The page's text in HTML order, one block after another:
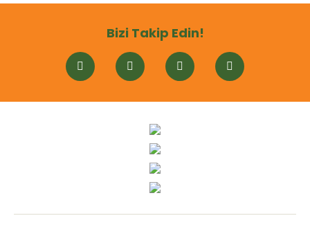
Bizi Takip Edin!